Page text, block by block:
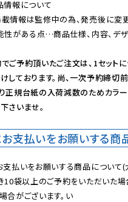
報について
情報は監修中の為、発売後に変
がある点…商品仕様、内容、デ
ご予約頂いたご注文は、1セット
しております。尚、一次予約締切
正規台紙の入荷減数のためカラー
さいませ。
支払いをお願いする商
払いをお願いする商品について(
10袋以上のご予約をいただいた
合がございます。い